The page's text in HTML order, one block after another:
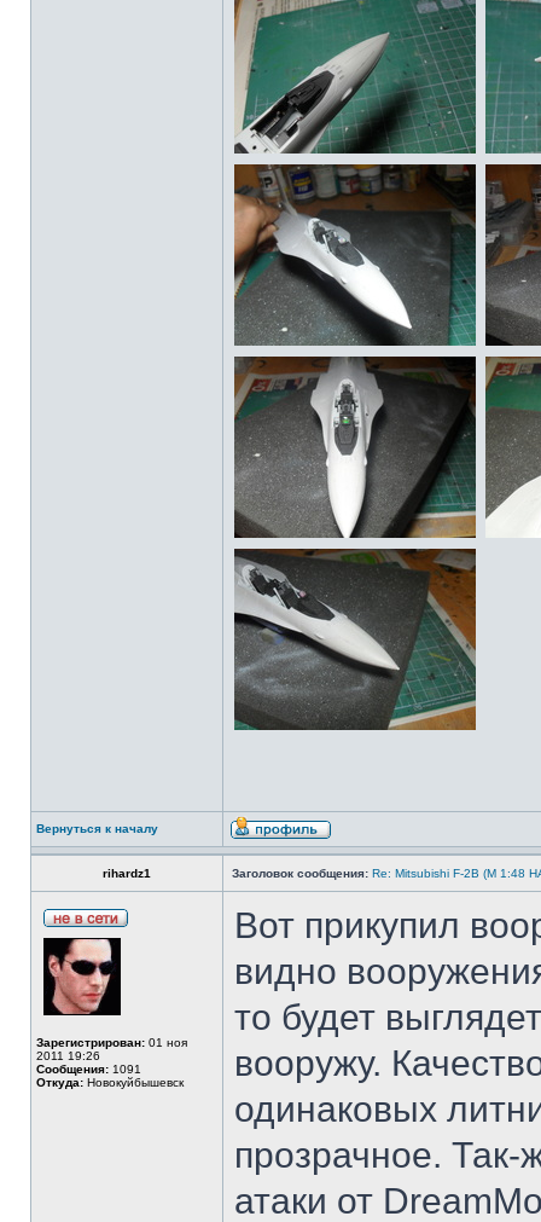
Вернуться к началу
rihardz1 Заголовок сообщения: Re: Mitsubishi F-2B (M 1:48
Зарегистрирован: 01 ноя
2011 19:26
Сообщения: 1091
Откуда: Новокуйбышевск
Вот прикупил
видно
то будет
вооружу.
одинаковых
прозрачное.
атаки от